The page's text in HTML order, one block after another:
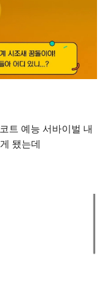
트 예능 서바이벌 내
됐는데